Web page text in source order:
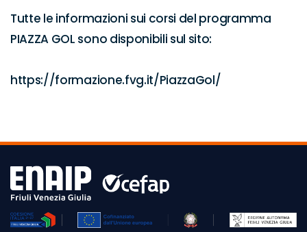
Tutte le informazioni sui corsi del programma
PIAZZA GOL sono disponibili sul sito:
https://formazione.fvg.it/PiazzaGol/